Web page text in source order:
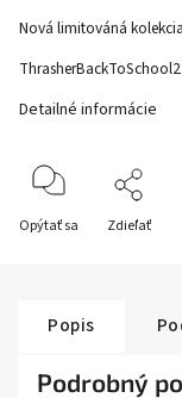
Nová limitováná
Detailné informácie
Opýtať sa Zdieľať
Popis
Podrobný